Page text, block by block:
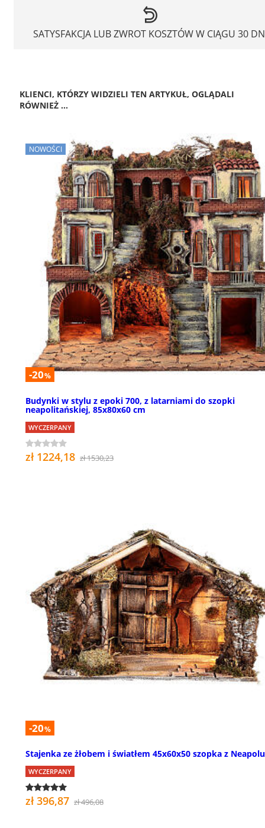
SATYSFAKCJA LUB ZWROT KOSZTÓW W CIĄGU 30
KLIENCI, KTÓRZY WIDZIELI TEN ARTYKUŁ, OGLĄDALI
RÓWNIEŻ ...
NOWOŚCI
-20%
Budynki w stylu z epoki 700, z latarniami do szopki
neapolitańskiej, 85x80x60 cm
WYCZERPANY
zł 1224,18 zł 1530,23
-20%
Stajenka ze żłobem i światłem 45x60x50 szopka z Neapolu
WYCZERPANY
zł 396,87 zł 496,08